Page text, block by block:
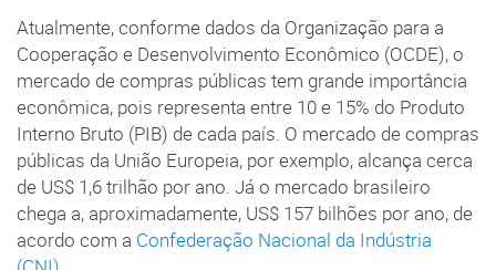
Atualmente, conforme dados da Organização para a
Cooperação e Desenvolvimento Econômico (OCDE), o
mercado de compras públicas tem grande importância
econômica, pois representa entre 10 e 15% do Produto
Interno Bruto (PIB) de cada país. O mercado de compras
públicas da União Europeia, por exemplo, alcança cerca
de US$ 1,6 trilhão por ano. Já o mercado brasileiro
chega a, aproximadamente, US$ 157 bilhões por ano, de
acordo com a Confederação Nacional da Indústria